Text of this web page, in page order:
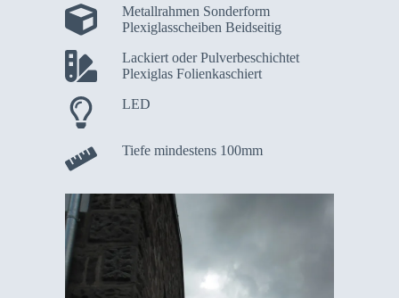
Metallrahmen Sonderform
Plexiglasscheiben Beidseitig
Lackiert oder Pulverbeschichtet
Plexiglas Folienkaschiert
LED
Tiefe mindestens 100mm